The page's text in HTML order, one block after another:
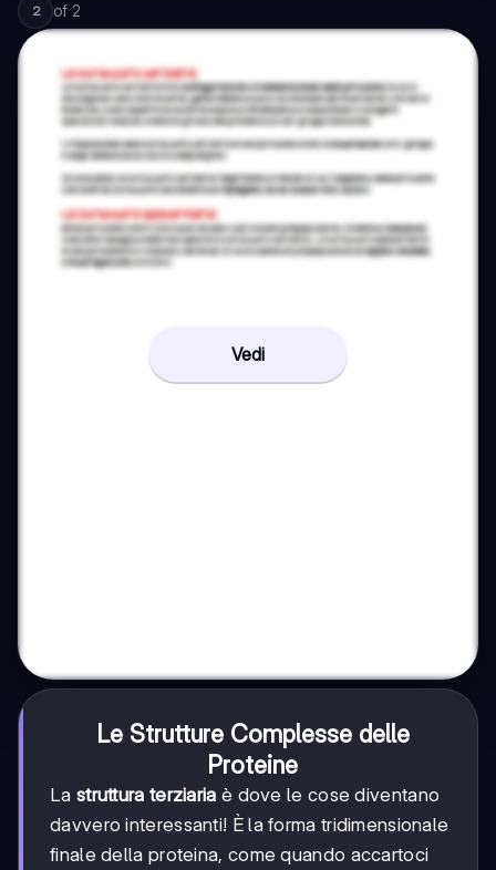
2 of 2
Vedi
Le Strutture Complesse delle
Proteine
La struttura terziaria è dove le cose diventano
davvero interessanti! È la forma tridimensionale
finale della proteina, come quando accartoci